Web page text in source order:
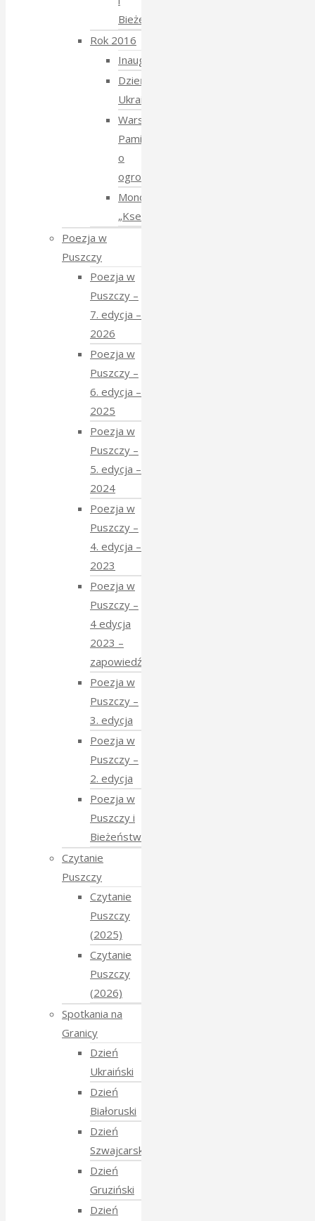
Bieżeństwo
Rok 2016
Inauguracja
Dzień
Ukraiński
Warsztaty:
Pamiętajmy
o
ogrodach
Monodram
„Ksenia”
Poezja w
Puszczy
Poezja w
Puszczy –
7. edycja –
2026
Poezja w
Puszczy –
6. edycja –
2025
Poezja w
Puszczy –
5. edycja –
2024
Poezja w
Puszczy –
4. edycja –
2023
Poezja w
Puszczy –
4 edycja
2023 –
zapowiedź
Poezja w
Puszczy –
3. edycja
Poezja w
Puszczy –
2. edycja
Poezja w
Puszczy i
Bieżeństwo
Czytanie
Puszczy
Czytanie
Puszczy
(2025)
Czytanie
Puszczy
(2026)
Spotkania na
Granicy
Dzień
Ukraiński
Dzień
Białoruski
Dzień
Szwajcarski
Dzień
Gruziński
Dzień